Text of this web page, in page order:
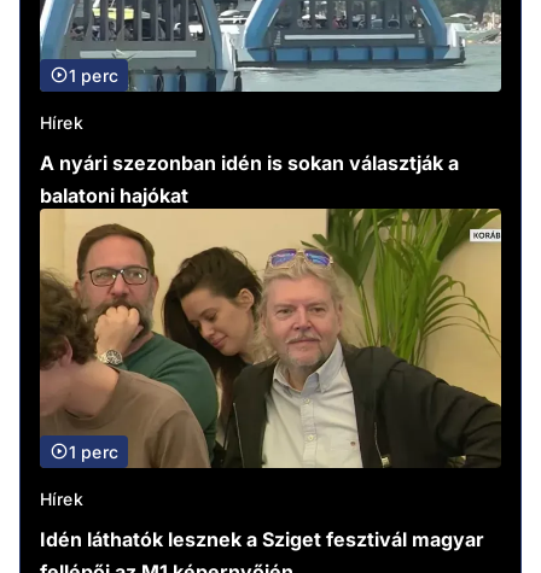
1 perc
Hírek
A nyári szezonban idén is sokan választják a
balatoni hajókat
1 perc
Hírek
Idén láthatók lesznek a Sziget fesztivál magyar